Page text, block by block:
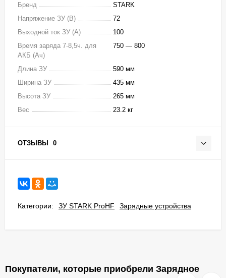
Бренд
STARK
Напряжение ЗУ (В)
72
Выходной ток ЗУ (A)
100
Время заряда 7-8,5ч. для
АКБ (Ач)
750 — 800
Длина ЗУ
590 мм
Ширина ЗУ
435 мм
Высота ЗУ
265 мм
Вес
23.2 кг
ОТЗЫВЫ 0
Категории: ЗУ STARK ProHF Зарядные устройства
Покупатели, которые приобрели Зарядное